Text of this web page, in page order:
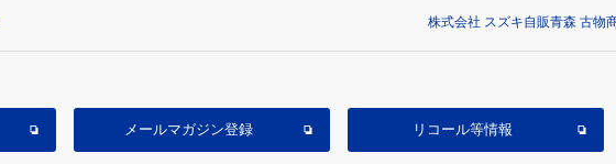
株式会社 スズキ自販青森 古物
メールマガジン登録 リコール等情報